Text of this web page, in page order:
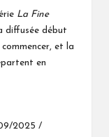
La Fine
diffusée début
et la
en
09/2025 /